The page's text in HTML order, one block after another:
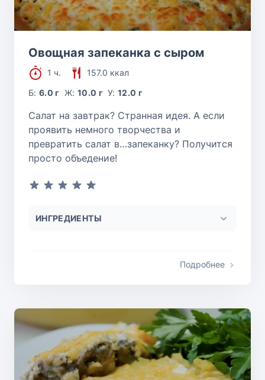
Овощная запеканка с сыром
1 ч.
157.0 ккал
Б:6.0 г Ж: 10.0 г У:12.0 г
Салат на завтрак? Странная идея. А если
проявить немного творчества и
превратить салат в…запеканку? Получится
просто объедение!
ИНГРЕДИЕНТЫ
Подробнее